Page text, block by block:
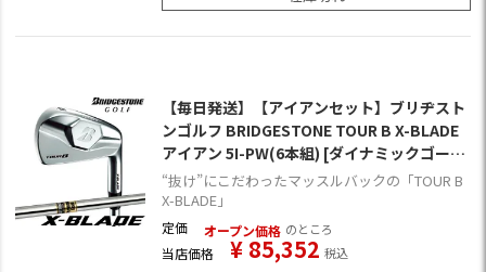
【毎日発送】【アイアンセット】ブリヂスト
ンゴルフ BRIDGESTONE TOUR B X-BLADE
アイアン 5I-PW(6本組) [ダイナミックゴール
ド装着] (日本正規品)
“抜け”にこだわったマッスルバックの「TOUR B
X-BLADE」
定価 オープン価格 のところ
当店価格 ¥ 85,352 税込